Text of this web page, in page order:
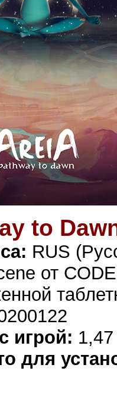
to
RUS
от
игрой:
для